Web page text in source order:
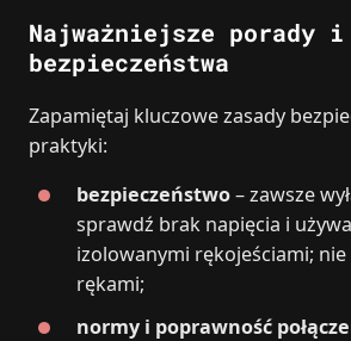
Najważniejsze porady i
bezpieczeństwa
Zapamiętaj kluczowe zasady
praktyki:
bezpieczeństwo– zawsze
sprawdź brak napięcia i
izolowanymi rękojeściami;
rękami;
normy i poprawność